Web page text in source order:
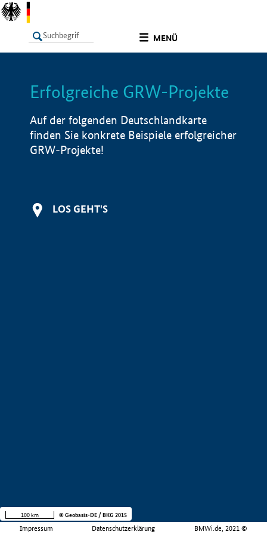
MENÜ
LISTE Info
Erfolgreiche GRW-Projekte
Auf der folgenden Deutschlandkarte
finden Sie konkrete Beispiele erfolgreicher
GRW-Projekte!
LOS GEHT'S
Impressum Datenschutzerklärung BMWi.de, 2021 ©
100 km © Geobasis-DE / BKG 2015